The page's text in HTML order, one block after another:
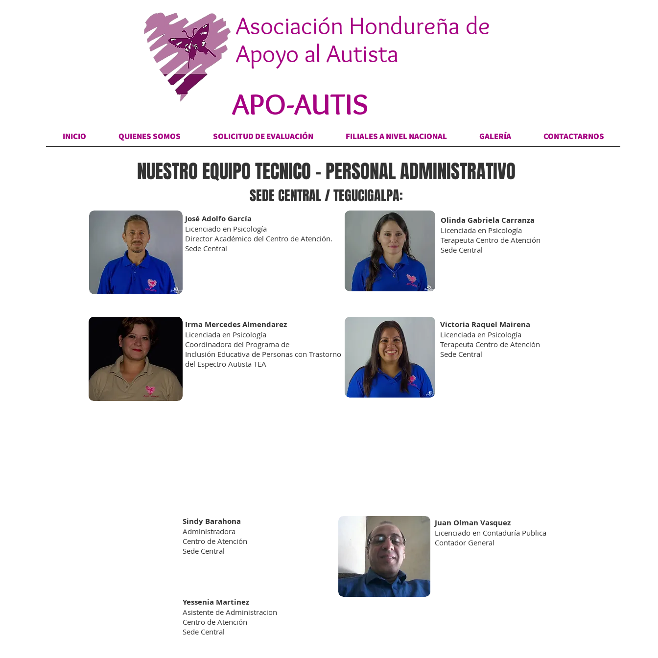
Asociación Hondureña de
Apoyo al Autista
APO-AUTIS
INICIO QUIENES SOMOS SOLICITUD DE EVALUACIÓN FILIALES A NIVEL NACIONAL GALERÍA CONTACTARNOS
NUESTROEQUIPO TECNICO -PERSONAL ADMINISTRATIVO
SEDE CENTRAL / TEGUCIGALPA:
José Adolfo García
Licenciado en Psicología
Director Académico del Centro de Atención.
Sede Central
Olinda Gabriela Carranza
Licenciada en Psicología
Terapeuta Centro de Atención
Sede Central
Irma Mercedes Almendarez
Licenciada en Psicología
Coordinadora del Programa de
Inclusión Educativa de Personas con Trastorno
del Espectro Autista TEA
Victoria Raquel Mairena
Licenciada en Psicología
Terapeuta Centro de Atención
Sede Central
Sindy Barahona
Administradora
Centro de Atención
Sede Central
Juan Olman Vasquez
Licenciado en Contaduría Publica
Contador General
Yessenia Martinez
Asistente de Administracion
Centro de Atención
Sede Central